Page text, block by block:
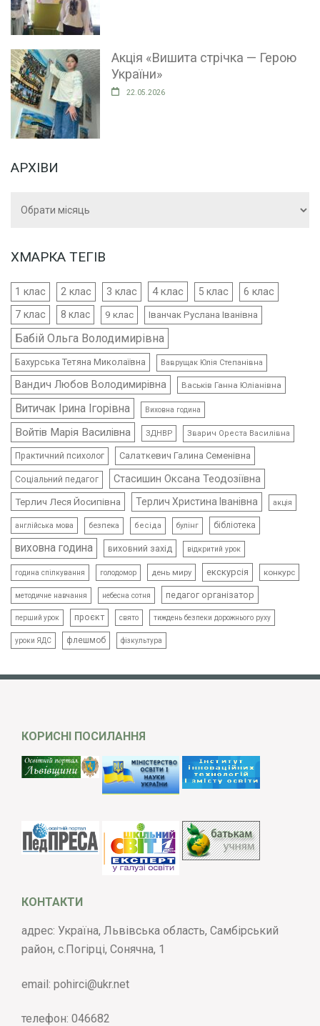
Акція «Вишита стрічка — Герою
України»
22.05.2026
АРХІВИ
ХМАРКА ТЕГІВ
1 клас 2 клас 3 клас 4 клас 5 клас 6 клас
7 клас 8 клас 9 клас Іванчак Руслана Іванівна
Бабій Ольга Володимирівна
Бахурська Тетяна Миколаївна Ваврущак Юлія Степанівна
Вандич Любов Володимирівна Васьків Ганна Юліанівна
Витичак Ірина Ігорівна Виховна година
Войтів Марія Василівна ЗДНВР Зварич Ореста Василівна
Практичний психолог Салаткевич Галина Семенівна
Соціальний педагог Стасишин Оксана Теодозіївна
Терлич Леся Йосипівна Терлич Христина Іванівна акція
англійська мова безпека бесіда булінг бібліотека
виховна година виховний захід відкритий урок
година спілкування голодомор день миру екскурсія конкурс
методичне навчання небесна сотня педагог організатор
перший урок проєкт свято тиждень безпеки дорожнього руху
уроки ЯДС флешмоб фізкультура
КОРИСНІ ПОСИЛАННЯ
КОНТАКТИ
адрес: Україна, Львівська область, Самбірський
район, с.Погірці, Сонячна, 1
email: pohirci@ukr.net
телефон: 046682